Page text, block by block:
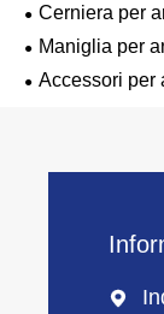
Cerniera per
Maniglia per
Accessori per
